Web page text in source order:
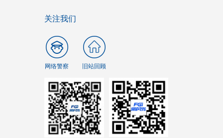
关注我们
网络警察 旧站回顾